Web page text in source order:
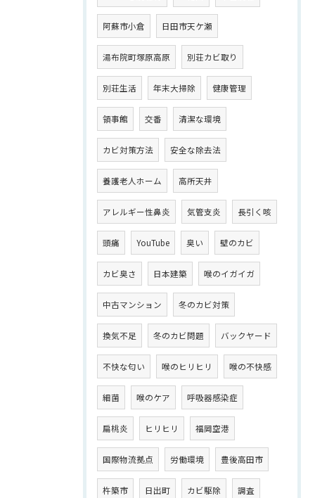
阿蘇市小倉 日田市天ケ瀬
湯布院町塚原高原 別荘カビ取り
別荘生活 年末大掃除 健康管理
領事館 交番 清潔な環境
カビ対策方法 安全な除去法
養護老人ホーム 高所天井
アレルギー性鼻炎 気管支炎 長引く咳
頭痛 YouTube 臭い 壁のカビ
カビ臭さ 日本建築 喉のイガイガ
中古マンション 冬のカビ対策
換気不足 冬のカビ問題 バックヤード
不快な匂い 喉のヒリヒリ 喉の不快感
細菌 喉のケア 呼吸器感染症
扁桃炎 ヒリヒリ 福岡空港
国際物流拠点 労働環境 豊後高田市
杵築市 日出町 カビ駆除 調査